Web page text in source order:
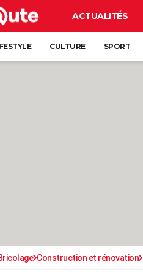
ACTUALITÉS
CULTURE SPORT
Construction et rénovation